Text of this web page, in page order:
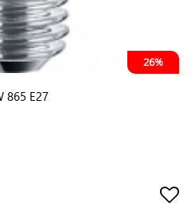
26%
865 E27